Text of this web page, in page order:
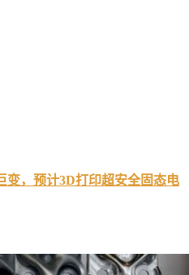
变，预计3D打印超安全固态电